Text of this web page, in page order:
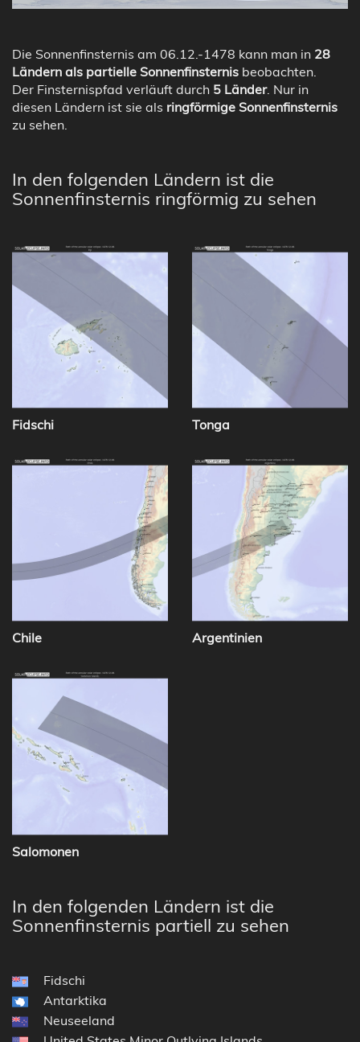
Die Sonnenfinsternis am 06.12.-1478 kann man in 28
Ländern als partielle Sonnenfinsternis beobachten.
Der Finsternispfad verläuft durch 5 Länder. Nur in
diesen Ländern ist sie als ringförmige Sonnenfinsternis
zu sehen.
In den folgenden Ländern ist die
Sonnenfinsternis ringförmig zu sehen
Fidschi Tonga
Chile Argentinien
Salomonen
In den folgenden Ländern ist die
Sonnenfinsternis partiell zu sehen
Fidschi
Antarktika
Neuseeland